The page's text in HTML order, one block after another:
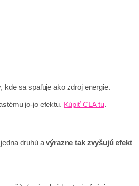
kde sa spaľuje ako zdroj energie.
jo-jo efektu. Kúpiť CLA tu.
druhú a výrazne tak zvyšujú efekt